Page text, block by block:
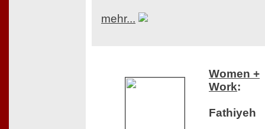
mehr...
Women +
Work:
Fathiyeh